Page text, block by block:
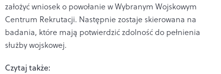
założyć wniosek o powołanie w Wybranym Wojskowym
Centrum Rekrutacji. Następnie zostaje skierowana na
badania, które mają potwierdzić zdolność do pełnienia
służby wojskowej.
Czytaj także: